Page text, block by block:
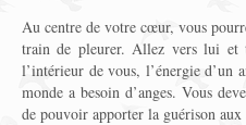
Au centre de votre cœur, vous
train de pleurer. Allez vers lui et
l’intérieur de vous, l’énergie d’un
monde a besoin d’anges. Vous
de pouvoir apporter la guérison aux